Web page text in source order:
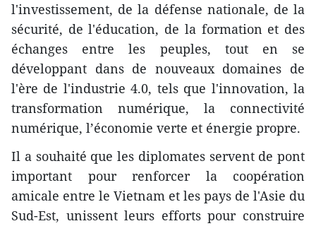
l'investissement, de la défense nationale, de la
sécurité, de l'éducation, de la formation et des
échanges entre les peuples, tout en se
développant dans de nouveaux domaines de
l'ère de l'industrie 4.0, tels que l'innovation, la
transformation numérique, la connectivité
numérique, l’économie verte et énergie propre.
Il a souhaité que les diplomates servent de pont
important pour renforcer la coopération
amicale entre le Vietnam et les pays de l'Asie du
Sud-Est, unissent leurs efforts pour construire